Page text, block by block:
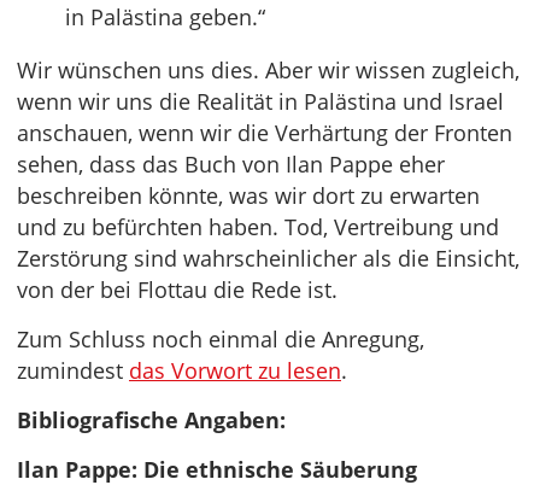
in Palästina geben.“
Wir wünschen uns dies. Aber wir wissen zugleich,
wenn wir uns die Realität in Palästina und Israel
anschauen, wenn wir die Verhärtung der Fronten
sehen, dass das Buch von Ilan Pappe eher
beschreiben könnte, was wir dort zu erwarten
und zu befürchten haben. Tod, Vertreibung und
Zerstörung sind wahrscheinlicher als die Einsicht,
von der bei Flottau die Rede ist.
Zum Schluss noch einmal die Anregung,
zumindest das Vorwort zu lesen.
Bibliografische Angaben:
Ilan Pappe: Die ethnische Säuberung